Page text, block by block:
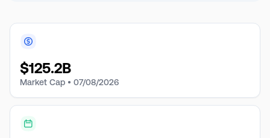
aquisição da FBM). Estimamos que a Lowe's captura
estimativas de tamanho de mercado.
$125.2B
Market Cap • 07/08/2026